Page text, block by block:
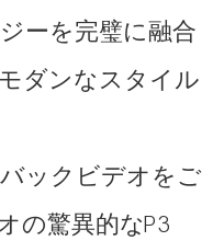
ーを完璧に融合
ダンなスタイル
ックビデオをご
の驚異的なP3